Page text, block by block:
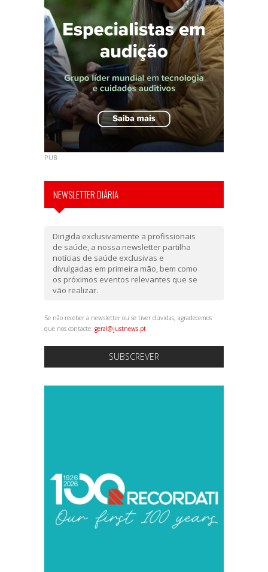
PUB
NEWSLETTER DIÁRIA
Dirigida exclusivamente a profissionais
de saúde, a nossa newsletter partilha
notícias de saúde exclusivas e
divulgadas em primeira mão, bem como
os próximos eventos relevantes que se
vão realizar.
Se não receber a newsletter ou se tiver dúvidas, agradecemos
que nos contacte: geral@justnews.pt
SUBSCREVER